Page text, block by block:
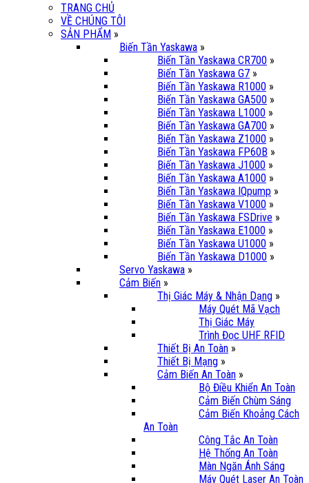
TRANG CHỦ
VỀ CHÚNG TÔI
SẢN PHẨM »
Biến Tần Yaskawa »
Biến Tần Yaskawa CR700 »
Biến Tần Yaskawa G7 »
Biến Tần Yaskawa R1000 »
Biến Tần Yaskawa GA500 »
Biến Tần Yaskawa L1000 »
Biến Tần Yaskawa GA700 »
Biến Tần Yaskawa Z1000 »
Biến Tần Yaskawa FP60B »
Biến Tần Yaskawa J1000 »
Biến Tần Yaskawa A1000 »
Biến Tần Yaskawa IQpump »
Biến Tần Yaskawa V1000 »
Biến Tần Yaskawa FSDrive »
Biến Tần Yaskawa E1000 »
Biến Tần Yaskawa U1000 »
Biến Tần Yaskawa D1000 »
Servo Yaskawa »
Cảm Biến »
Thị Giác Máy & Nhận Dạng »
Máy Quét Mã Vạch
Thị Giác Máy
Trình Đọc UHF RFID
Thiết Bị An Toàn »
Thiết Bị Mạng »
Cảm Biến An Toàn »
Bộ Điều Khiển An Toàn
Cảm Biến Chùm Sáng
Cảm Biến Khoảng Cách
An Toàn
Công Tắc An Toàn
Hệ Thống An Toàn
Màn Ngăn Ánh Sáng
Máy Quét Laser An Toàn